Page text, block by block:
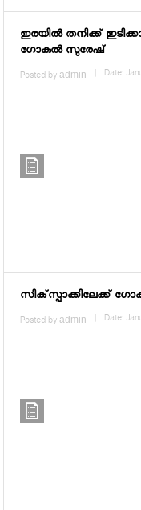
ഇരയില്‍ തനിക്ക്
ഗോകുല്‍ സുരേഷ്
Posted byadmin | Date:
സിക്‌സ്പാക്കിലേക്ക്
Posted byadmin | Date: